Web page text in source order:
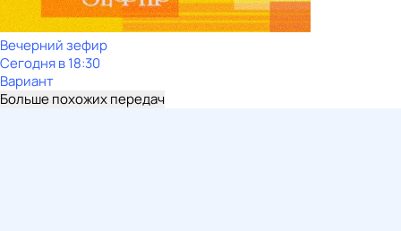
Вечерний зефир
Сегодня в 18:30
Вариант
Больше похожих передач